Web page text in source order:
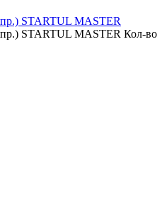
STARTUL MASTER
STARTUL MASTER Кол-во